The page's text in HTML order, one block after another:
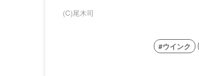
(C)尾木司
ウインク